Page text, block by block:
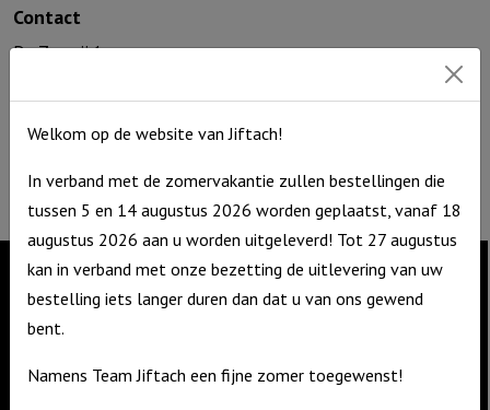
Contact
De Zagerij 1
info@jiftach.nl
Contact
3861 NA Nijkerk
Welkom op de website van Jiftach!
In verband met de zomervakantie zullen bestellingen die
tussen 5 en 14 augustus 2026 worden geplaatst, vanaf 18
augustus 2026 aan u worden uitgeleverd! Tot 27 augustus
kan in verband met onze bezetting de uitlevering van uw
bestelling iets langer duren dan dat u van ons gewend
bent.
Namens Team Jiftach een fijne zomer toegewenst!